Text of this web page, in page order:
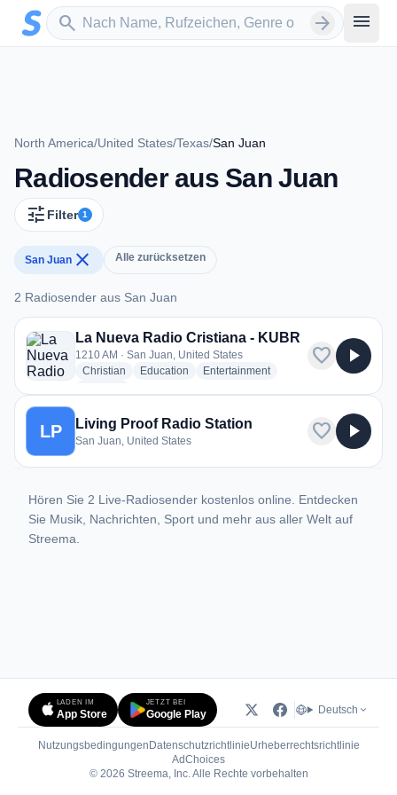
Zum Hauptinhalt springen
search
Sender suchen arrow_forward menu
North America/United States/Texas/San Juan
Radiosender aus San Juan
tune Filter 1
San Juan close Alle zurücksetzen
2 Radiosender aus San Juan
2 Radiosender aus San Juan
La Nueva Radio Cristiana - KUBR
1210 AM · San Juan, United States
Christian radio stations
Education radio stations
Entertainmentradio stations
favorite play_arrow
LP Living Proof Radio Station
San Juan, United States favorite play_arrow
Hören Sie 2 Live-Radiosender kostenlos online. Entdecken
Sie Musik, Nachrichten, Sport und mehr aus aller Welt auf
Streema.
LADEN IM
App Store
JETZT BEI
Google Play Deutsch
Nutzungsbedingungen DatenschutzrichtlinieUrheberrechtsrichtlinie
AdChoices(öffnet in neuem Tab)
© 2026 Streema, Inc. Alle Rechte vorbehalten